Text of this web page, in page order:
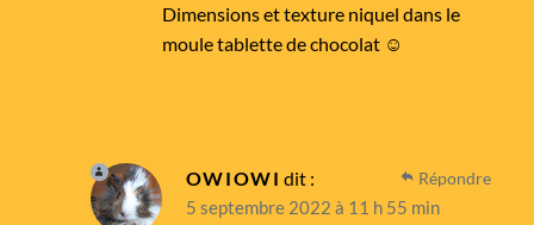
Dimensions et texture niquel dans le
moule tablette de chocolat ☺️
OWIOWI dit :
5 septembre 2022 à 11 h 55 min
Répondre